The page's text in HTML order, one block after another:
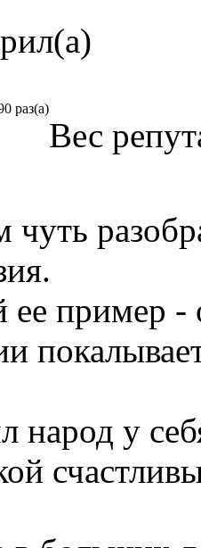
раз(а)
Вес
ее пример -
народ у